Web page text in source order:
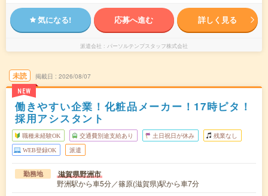
気になる! 応募へ進む 詳しく見る
派遣会社 パーソルテンプスタッフ株式会社
未読
NEW
掲載日 2026/08/07
働きやすい企業！化粧品メーカー！17時ピタ！
採用アシスタント
職種未経験OK 交通費別途支給あり 土日祝日が休み 残業なし
WEB登録OK 派遣
勤務地 滋賀県野洲市
野洲駅から車5分／篠原(滋賀県)駅から車7分